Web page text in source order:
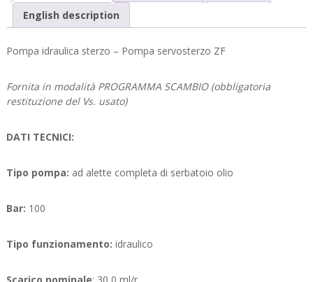
English description
Pompa idraulica sterzo – Pompa servosterzo ZF
Fornita in modalità PROGRAMMA SCAMBIO (obbligatoria
restituzione del Vs. usato)
DATI TECNICI:
Tipo pompa: ad alette completa di serbatoio olio
Bar: 100
Tipo funzionamento: idraulico